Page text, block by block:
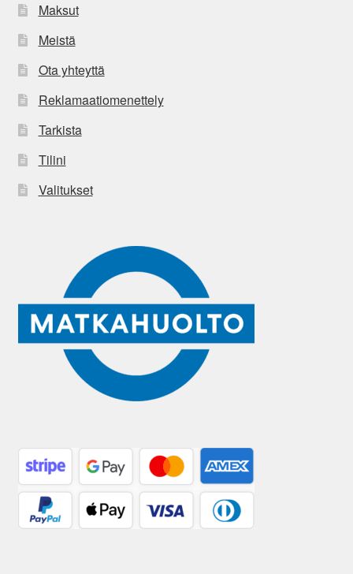
Maksut
Meistä
Ota yhteyttä
Reklamaatiomenettely
Tarkista
Tilini
Valitukset